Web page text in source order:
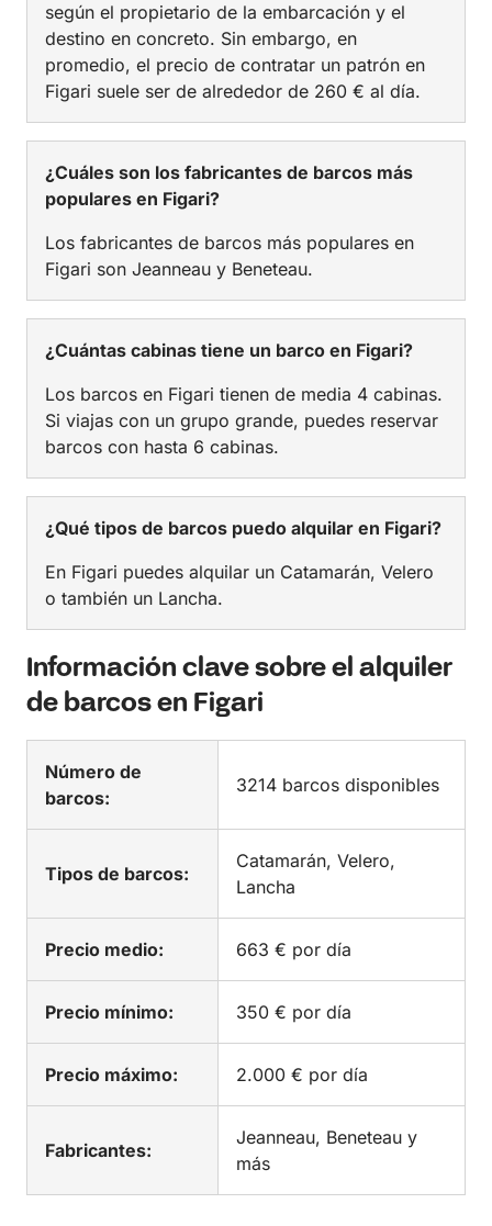
según el propietario de la embarcación y el
destino en concreto. Sin embargo, en
promedio, el precio de contratar un patrón en
Figari suele ser de alrededor de 260 € al día.
¿Cuáles son los fabricantes de barcos más
populares en Figari?
Los fabricantes de barcos más populares en
Figari son Jeanneau y Beneteau.
¿Cuántas cabinas tiene un barco en Figari?
Los barcos en Figari tienen de media 4 cabinas.
Si viajas con un grupo grande, puedes reservar
barcos con hasta 6 cabinas.
¿Qué tipos de barcos puedo alquilar en Figari?
En Figari puedes alquilar un Catamarán, Velero
o también un Lancha.
Información clave sobre el alquiler
de barcos en Figari
Número de
barcos:
3214 barcos disponibles
Tipos de barcos:
Catamarán, Velero,
Lancha
Precio medio: 663 € por día
Precio mínimo: 350 € por día
Precio máximo: 2.000 € por día
Fabricantes:
Jeanneau, Beneteau y
más